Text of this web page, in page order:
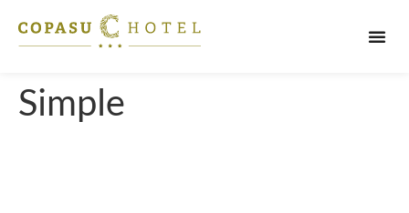
Simple